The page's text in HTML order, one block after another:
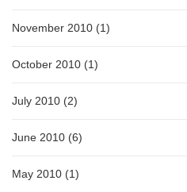
November 2010 (1)
October 2010 (1)
July 2010 (2)
June 2010 (6)
May 2010 (1)